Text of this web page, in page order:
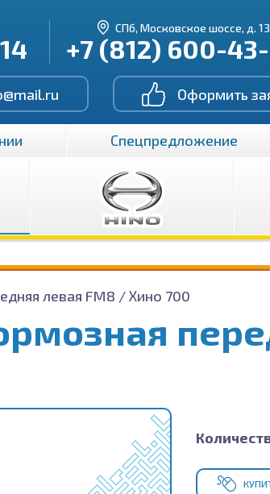
СПб, Московское шоссе, д. 13
+7 (812) 600-
Оформить
Спецпредложение
левая FM8 / Хино 700